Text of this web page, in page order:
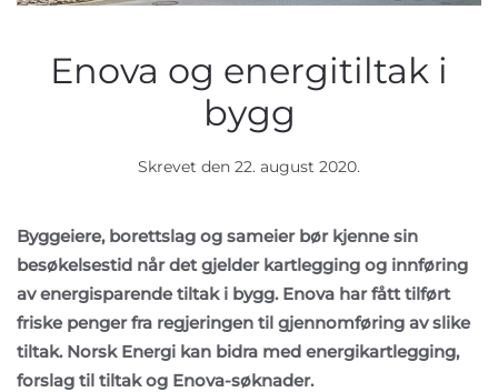
Enova og energitiltak i
bygg
Skrevet den 22. august 2020.
Byggeiere, borettslag og sameier bør kjenne sin
besøkelsestid når det gjelder kartlegging og innføring
av energisparende tiltak i bygg. Enova har fått tilført
friske penger fra regjeringen til gjennomføring av slike
tiltak. Norsk Energi kan bidra med energikartlegging,
forslag til tiltak og Enova-søknader.